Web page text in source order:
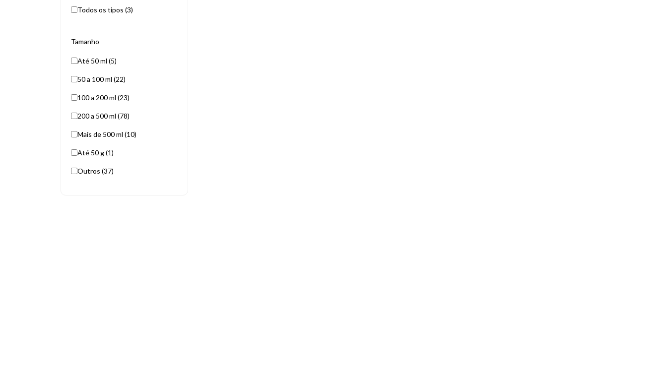
Todos os tipos (3)
Tamanho
Até 50 ml (5)
50 a 100 ml (22)
100 a 200 ml (23)
200 a 500 ml (78)
Mais de 500 ml (10)
Até 50 g (1)
Outros (37)